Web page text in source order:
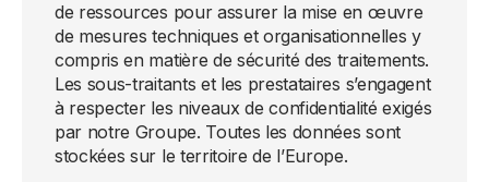
de ressources pour assurer la mise en œuvre
de mesures techniques et organisationnelles y
compris en matière de sécurité des traitements.
Les sous-traitants et les prestataires s’engagent
à respecter les niveaux de confidentialité exigés
par notre Groupe. Toutes les données sont
stockées sur le territoire de l’Europe.